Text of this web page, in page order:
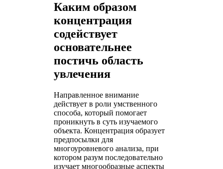
Каким образом
концентрация
содействует
основательнее
постичь область
увлечения
Направленное внимание
действует в роли умственного
способа, который помогает
проникнуть в суть изучаемого
объекта. Концентрация образует
предпосылки для
многоуровневого анализа, при
котором разум последовательно
изучает многообразные аспекты